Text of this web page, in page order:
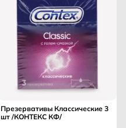
Презервативы Классические 3
шт /КОНТЕКС КФ/